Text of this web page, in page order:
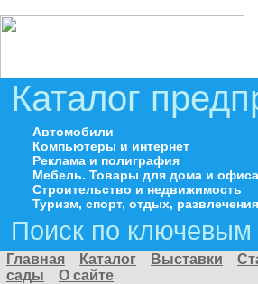
Каталог
Автомобили
Компьютеры и интернет
Реклама и полиграфия
Мебель. Товары для дома и офиса
Строительство и недвижимость
Туризм, спорт, отдых, развлечения
Поиск по
Главная Каталог Выставки
сады
О сайте